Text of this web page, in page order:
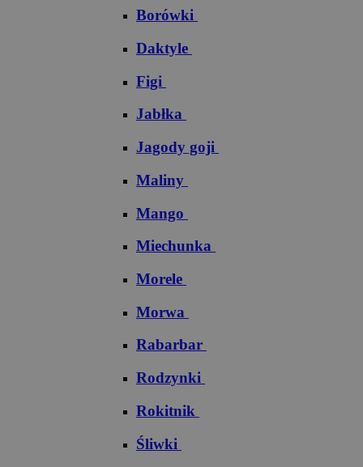
Borówki
Daktyle
Figi
Jabłka
Jagody goji
Maliny
Mango
Miechunka
Morele
Morwa
Rabarbar
Rodzynki
Rokitnik
Śliwki